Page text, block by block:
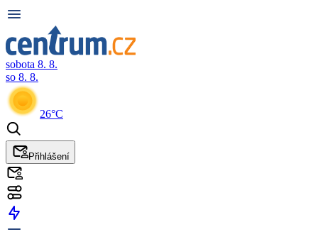
sobota 8. 8.
so 8. 8.
26°C
Přihlášení